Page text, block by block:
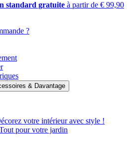
standard gratuite à partir de € 99,90
?
votre intérieur avec style !
pour votre jardin